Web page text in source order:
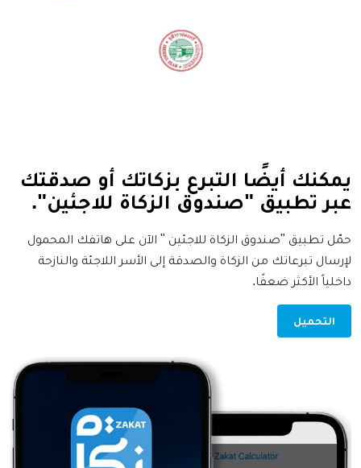
يمكنك أيضًا التبرع بزكاتك أو صدقتك
عبر تطبيق "صندوق الزكاة للاجئين".
حمّل تطبيق "صندوق الزكاة للاجئين " الآن على هاتفك المحمول
لإرسال تبرعاتك من الزكاة والصدقة إلى الأسر اللاجئة والنازحة
داخلياً الأكثر ضعفًا.
التحميل